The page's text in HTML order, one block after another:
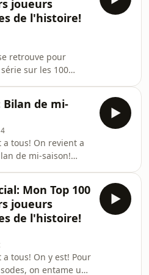
lehomera/
leHomERofficiel
lehomera_officiel/?
ausha.co/politique-
joueurs
de l'histoire!
retrouve pour
sur les 100
mais j'espere
tout vous
de me retrouver
facebook:
lehomera/
leHomERofficiel
lehomera_
Bilan de mi-
a tous! On revient a
de mi-saison!
retour rapide sur
attend en juillet,
copieux vous
pas
mes réseaux
lehomera/
Mon Top 100
joueurs
de l'histoire!
tous! On y est! Pour
on entame une